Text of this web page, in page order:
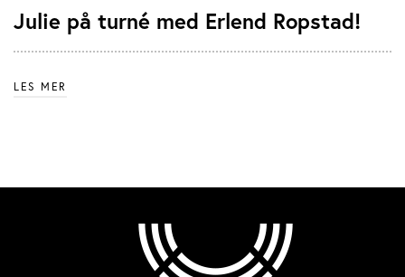
Julie på turné med Erlend Ropstad!
LES MER